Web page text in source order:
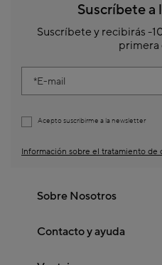
Suscríbete
Suscríbete y recibirás -
primera
E-mail
Acepto suscribirme a la newsletter
Información sobre el tratamiento de
Sobre Nosotros
Contacto y ayuda